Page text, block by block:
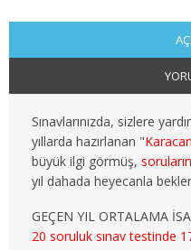
4. SINIF 7. YARIYIL
4. SINIF 8. YARIYIL
MALİYE
1. SINIF 1. YARIYIL
2. SINIF 3. YARIYIL
Sınavlarınızda, sizlere
yıllarda hazırlanan "
büyük ilgi görmüş,
yıl dahada heyecanla
GEÇEN YIL ORTALAMA
20 soruluk sınav testinde